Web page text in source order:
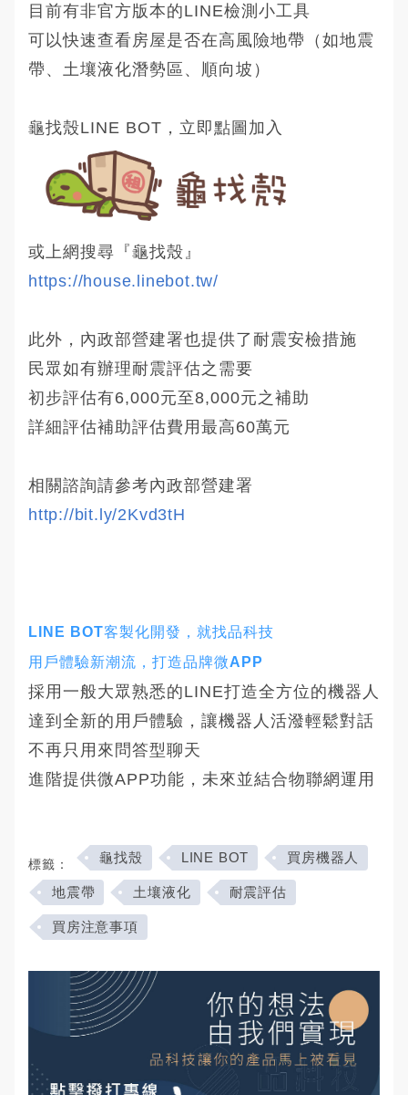
目前有非官方版本的LINE檢測小工具
可以快速查看房屋是否在高風險地帶（如地震
帶、土壤液化潛勢區、順向坡）
龜找殼LINE BOT，立即點圖加入
或上網搜尋『龜找殼』
https://house.linebot.tw/
此外，內政部營建署也提供了耐震安檢措施
民眾如有辦理耐震評估之需要
初步評估有6,000元至8,000元之補助
詳細評估補助評估費用最高60萬元
相關諮詢請參考內政部營建署
http://bit.ly/2Kvd3tH
LINE BOT客製化開發，就找品科技
用戶體驗新潮流，打造品牌微APP
採用一般大眾熟悉的LINE打造全方位的機器人
達到全新的用戶體驗，讓機器人活潑輕鬆對話
不再只用來問答型聊天
進階提供微APP功能，未來並結合物聯網運用
標籤： 龜找殼 LINE BOT 買房機器人
地震帶 土壤液化 耐震評估
買房注意事項